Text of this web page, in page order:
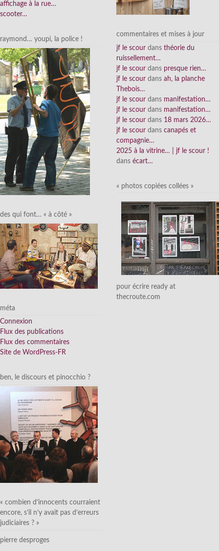
affichage à la rue…
scooter…
raymond… youpi, la police !
des qui font… « à côté »
méta
Connexion
Flux des publications
Flux des commentaires
Site de WordPress-FR
ben, le discours et pinocchio ?
« combien d’innocents courraient
encore, s’il n’y avait pas d’erreurs
judiciaires ? »
pierre desproges
commentaires et mises à jour
jf le scour dans théorie du
ruissellement…
jf le scour dans presque rien…
jf le scour dans ah, la planche
Thebois…
jf le scour dans manifestation…
jf le scour dans manifestation…
jf le scour dans 18 mars 2026…
jf le scour dans canapés et
compagnie…
2025 à la vitrine… | jf le scour !
dans écart…
« photos copiées collées »
pour écrire ready at
thecroute.com